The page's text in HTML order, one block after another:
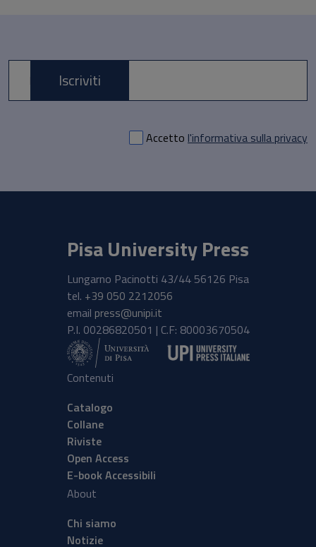
E-mail *
Accetto l'informativa sulla privacy
Iscriviti
Pisa University Press
Lungarno Pacinotti 43/44 56126 Pisa
tel. +39 050 2212056
email press@unipi.it
P.I. 00286820501 | C.F: 80003670504
Contenuti
Catalogo
Collane
Riviste
Open Access
E-book Accessibili
About
Chi siamo
Notizie